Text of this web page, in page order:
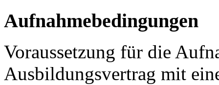
Aufnahmebedingungen
Voraussetzung für die
Ausbildungsvertrag mit